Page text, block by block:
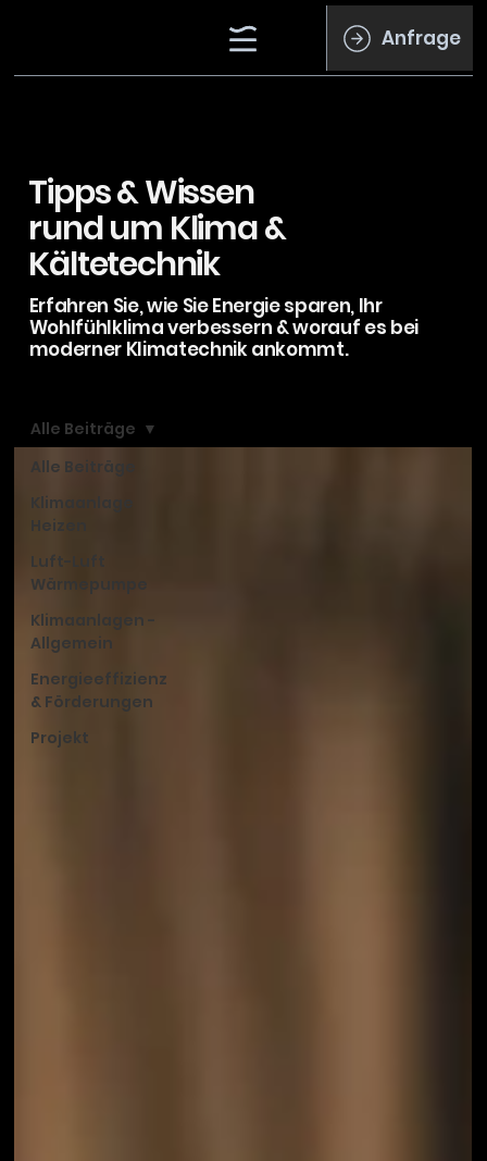
Anfrage
Tipps & Wissen
rund um Klima &
Kältetechnik
Erfahren Sie, wie Sie Energie sparen, Ihr
Wohlfühlklima verbessern & worauf es bei
moderner Klimatechnik ankommt.
Alle Beiträge
Klimaanlage
Heizen
Luft-Luft
Wärmepumpe
Klimaanlagen -
Allgemein
Energieeffizienz
& Förderungen
Projekt
Alle Beiträge